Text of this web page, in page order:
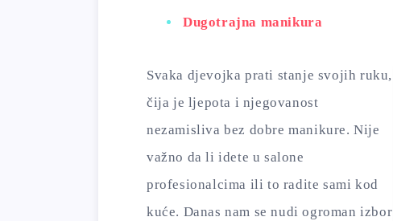
Dugotrajna manikura
Svaka djevojka prati stanje svojih ruku,
čija je ljepota i njegovanost
nezamisliva bez dobre manikure. Nije
važno da li idete u salone
profesionalcima ili to radite sami kod
kuće. Danas nam se nudi ogroman izbor